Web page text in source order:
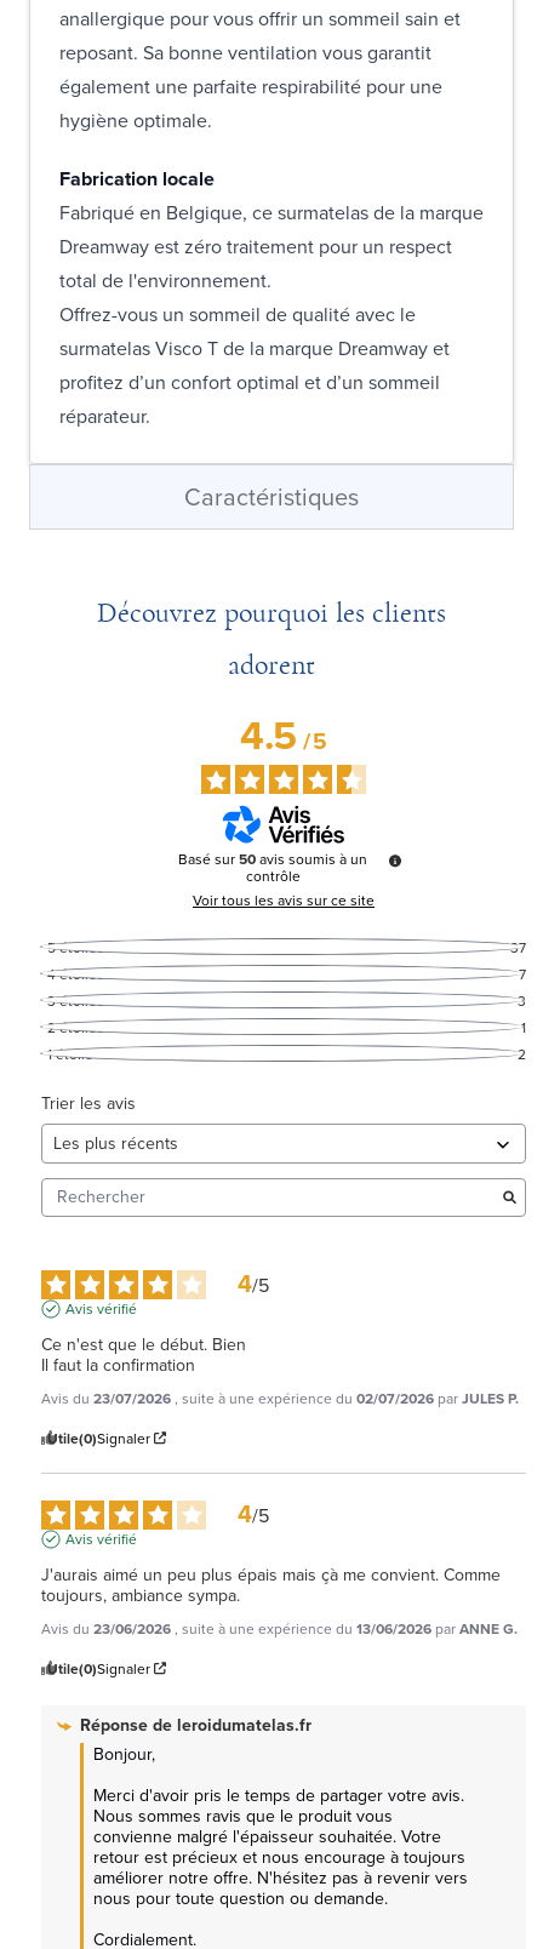
anallergique pour vous offrir un sommeil sain et
reposant. Sa bonne ventilation vous garantit
également une parfaite respirabilité pour une
hygiène optimale.
Fabrication locale
Fabriqué en Belgique, ce surmatelas de la marque
Dreamway est zéro traitement pour un respect
total de l'environnement.
Offrez-vous un sommeil de qualité avec le
surmatelas Visco T de la marque Dreamway et
profitez d’un confort optimal et d’un sommeil
réparateur.
Caractéristiques
Découvrez pourquoi les clients
adorent
4.5/5
Basé sur50avis soumis à un
contrôle
Voir tous les avis sur ce site
5étoiles
37
4étoiles
7
3étoiles
3
2étoiles
1
1étoile 2
Trier les avis
4/5
Avis vérifié
Ce n'est que le début. Bien
Il faut la confirmation
Avis du 23/07/2026, suite à une expérience du 02/07/2026 parJULES P.
Utile(0)Signaler
4/5
Avis vérifié
J'aurais aimé un peu plus épais mais çà me convient. Comme
toujours, ambiance sympa.
Avis du 23/06/2026, suite à une expérience du 13/06/2026 parANNE G.
Utile(0)Signaler
Réponse deleroidumatelas.fr
Bonjour,
Merci d'avoir pris le temps de partager votre avis.
Nous sommes ravis que le produit vous
convienne malgré l'épaisseur souhaitée. Votre
retour est précieux et nous encourage à toujours
améliorer notre offre. N'hésitez pas à revenir vers
nous pour toute question ou demande.
Cordialement.